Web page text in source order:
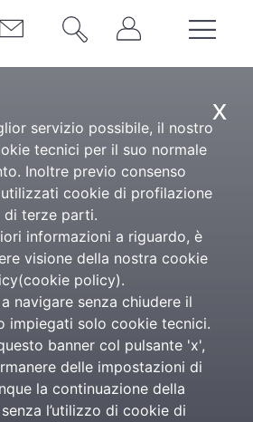
x
servizio possibile, il nostro
tecnici per il suo normale
Inoltre previo consenso
cookie di profilazione
di terze parti.
informazioni a riguardo, è
visione della nostra cookie
cookie policy).
navigare senza chiudere il
impiegati solo cookie tecnici.
banner col pulsante 'x',
delle impostazioni di
la continuazione della
l’utilizzo di cookie di
EVENTI